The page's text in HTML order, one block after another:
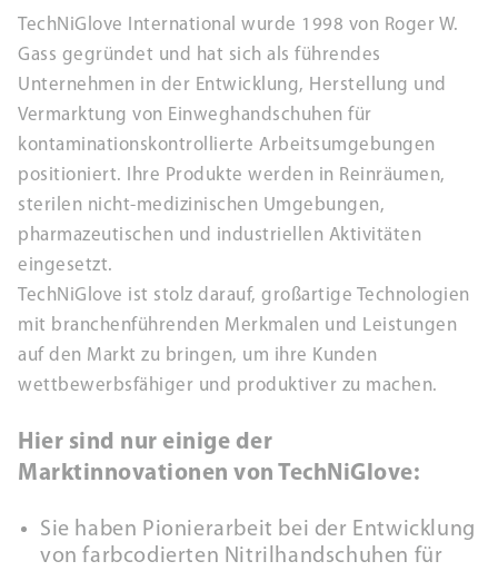
Länge in cm: 30 cm
Puderfrei
Material: Nitril
Nitril-Handschuhe TechNiGlove Rival CR
#RVCR1502
MERKEN
TechNiGlove International wurde 1998 von Roger W.
Gass gegründet und hat sich als führendes
Unternehmen in der Entwicklung, Herstellung und
Vermarktung von Einweghandschuhen für
kontaminationskontrollierte Arbeitsumgebungen
positioniert. Ihre Produkte werden in Reinräumen,
sterilen nicht-medizinischen Umgebungen,
pharmazeutischen und industriellen Aktivitäten
eingesetzt.
TechNiGlove ist stolz darauf, großartige Technologien
mit branchenführenden Merkmalen und Leistungen
auf den Markt zu bringen, um ihre Kunden
wettbewerbsfähiger und produktiver zu machen.
Hier sind nur einige der
Marktinnovationen von TechNiGlove:
Sie haben Pionierarbeit bei der Entwicklung
von farbcodierten Nitrilhandschuhen für